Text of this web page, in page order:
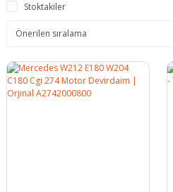
Stoktakiler